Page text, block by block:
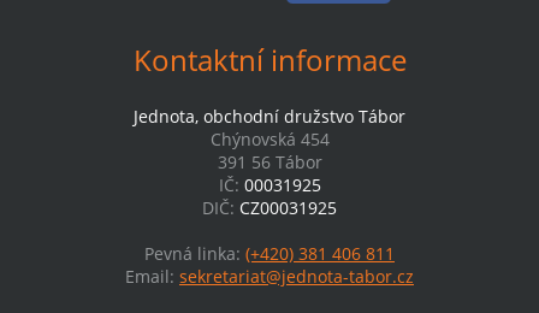
Kontaktní informace
Jednota, obchodní družstvo Tábor
Chýnovská 454
391 56 Tábor
IČ: 00031925
DIČ: CZ00031925
Pevná linka: (+420) 381 406 811
Email: sekretariat@jednota-tabor.cz